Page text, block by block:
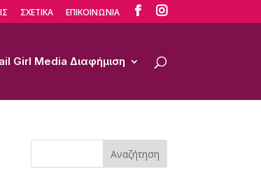
ΣΧΕΤΙΚΑ ΕΠΙΚΟΙΝΩΝΙΑ  
Girl Media Διαφήμιση
Αναζήτηση